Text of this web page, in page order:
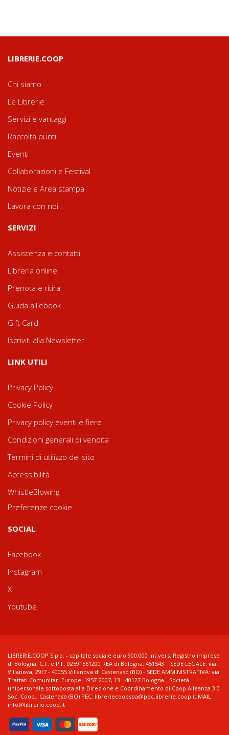
LIBRERIE.COOP
Chi siamo
Le Librerie
Servizi e vantaggi
Raccolta punti
Eventi
Collaborazioni e Festival
Notizie e Area stampa
Lavora con noi
SERVIZI
Assistenza e contatti
Libreria online
Prenota e ritira
Guida all'ebook
Gift Card
Iscriviti alla Newsletter
LINK UTILI
Privacy Policy
Cookie Policy
Privacy policy eventi e fiere
Condizioni generali di vendita
Termini di utilizzo del sito
Accessibilità
WhistleBlowing
Preferenze cookie
SOCIAL
Facebook
Instagram
X
Youtube
LIBRERIE.COOP S.p.a. - capitale sociale euro 900.000 int.vers. Registro imprese
di Bologna, C.F. e P.I.: 02591561200 REA di Bologna: 451543 ; SEDE LEGALE: via
Villanova, 29/7 - 40055 Villanova di Castenaso (BO) - SEDE AMMINISTRATIVA: via
Trattati Comunitari Europei 1957-2007, 13 - 40127 Bologna - Società
unipersonale sottoposta alla Direzione e Coordinamento di Coop Alleanza 3.0
Soc. Coop., Castenaso (BO) PEC: libreriecoopspa@pec.librerie.coop.it MAIL:
info@librerie.coop.it